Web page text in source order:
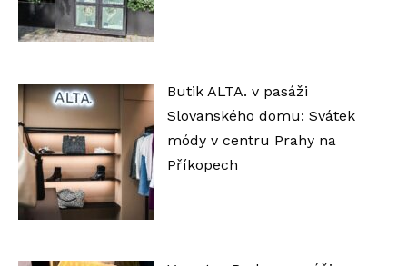
Butik ALTA. v pasáži
Slovanského domu: Svátek
módy v centru Prahy na
Příkopech